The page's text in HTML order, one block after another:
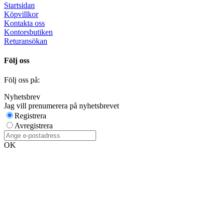
Startsidan
Köpvillkor
Kontakta oss
Kontorsbutiken
Returansökan
Följ oss
Följ oss på:
Nyhetsbrev
Jag vill prenumerera på nyhetsbrevet
Registrera
Avregistrera
OK